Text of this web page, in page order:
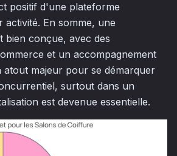
positif d'une plateforme
activité. En somme, une
bien conçue, avec des
et un accompagnement
atout majeur pour se démarquer
surtout dans un
est devenue essentielle.